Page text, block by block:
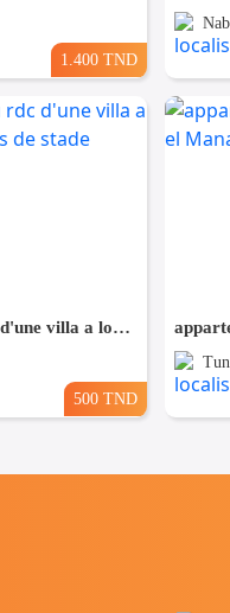
1.400 TND
un studio s+2 vide au rdc d'une villa a louer situé a bardo prés de stade
500 TND